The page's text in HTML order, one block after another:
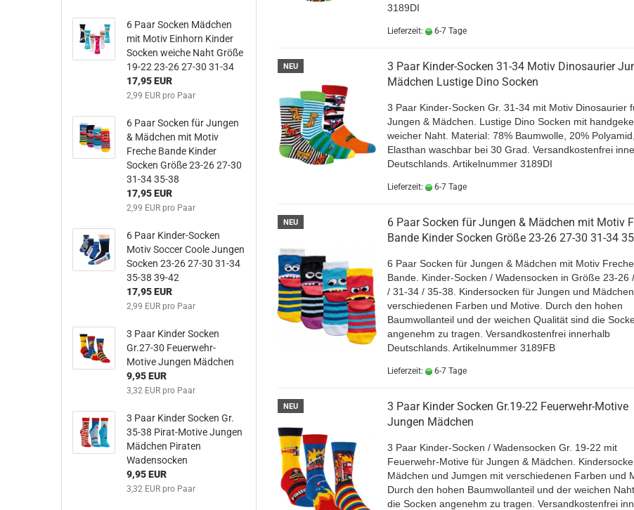
3189DI
Lieferzeit: 6-7 Tage
NEU
3 Paar Kinder-Socken 31-34 Motiv Dinosaurier
Mädchen Lustige Dino Socken
3 Paar Kinder-Socken Gr. 31-34 mit Motiv Dinosaurier
Jungen & Mädchen. Lustige Dino Socken mit
weicher Naht. Material: 78% Baumwolle, 20%
Elasthan waschbar bei 30 Grad. Versandkostenfrei
Deutschlands. Artikelnummer 3189DI
Lieferzeit: 6-7 Tage
NEU
6 Paar Socken für Jungen & Mädchen mit Motiv
Bande Kinder Socken Größe 23-26 27-30 31-34
6 Paar Socken für Jungen & Mädchen mit Motiv Freche
Bande. Kinder-Socken / Wadensocken in Größe 23-26
/ 31-34 / 35-38. Kindersocken für Jungen und
verschiedenen Farben und Motive. Durch den hohen
Baumwollanteil und der weichen Qualität sind die
angenehm zu tragen. Versandkostenfrei innerhalb
Deutschlands. Artikelnummer 3189FB
Lieferzeit: 6-7 Tage
NEU
3 Paar Kinder Socken Gr.19-22 Feuerwehr-Motive
Jungen Mädchen
3 Paar Kinder-Socken / Wadensocken Gr. 19-22 mit
Feuerwehr-Motive für Jungen & Mädchen.
Mädchen und Jumgen mit verschiedenen Farben und
Durch den hohen Baumwollanteil und der weichen
die Socken angenehm zu tragen. Versandkostenfrei
6 Paar Socken Mädchen
mit Motiv Einhorn Kinder
Socken weiche Naht Größe
19-22 23-26 27-30 31-34
17,95 EUR
2,99 EUR pro Paar
6 Paar Socken für Jungen
& Mädchen mit Motiv
Freche Bande Kinder
Socken Größe 23-26 27-30
31-34 35-38
17,95 EUR
2,99 EUR pro Paar
6 Paar Kinder-Socken
Motiv Soccer Coole Jungen
Socken 23-26 27-30 31-34
35-38 39-42
17,95 EUR
2,99 EUR pro Paar
3 Paar Kinder Socken
Gr.27-30 Feuerwehr-
Motive Jungen Mädchen
9,95 EUR
3,32 EUR pro Paar
3 Paar Kinder Socken Gr.
35-38 Pirat-Motive Jungen
Mädchen Piraten
Wadensocken
9,95 EUR
3,32 EUR pro Paar